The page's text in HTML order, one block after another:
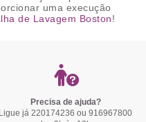
uma execução
de Lavagem Boston!
Precisa de ajuda?
Ligue já 220174236 ou 916967800